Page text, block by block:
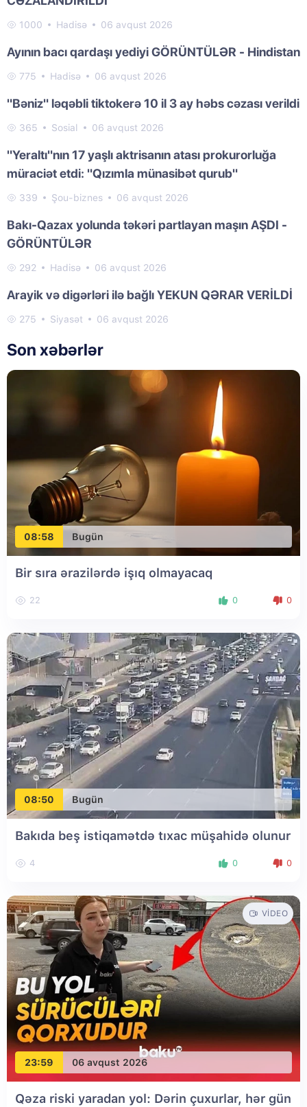
1000 Hadisə 06 avqust 2026
Ayının bacı qardaşı yediyi GÖRÜNTÜLƏR - Hindistan
775 Hadisə 06 avqust 2026
"Bəniz" ləqəbli tiktokerə 10 il 3 ay həbs cəzası verildi
365 Sosial 06 avqust 2026
"Yeraltı"nın 17 yaşlı aktrisanın atası prokurorluğa
müraciət etdi: "Qızımla münasibət qurub"
339 Şou-biznes 06 avqust 2026
Bakı-Qazax yolunda təkəri partlayan maşın AŞDI -
GÖRÜNTÜLƏR
292 Hadisə 06 avqust 2026
Arayik və digərləri ilə bağlı YEKUN QƏRAR VERİLDİ
275 Siyasət 06 avqust 2026
Son xəbərlər
08:58 Bugün
Bir sıra ərazilərdə işıq olmayacaq
22 0 0
08:50 Bugün
Bakıda beş istiqamətdə tıxac müşahidə olunur
4 0 0
23:59 06 avqust 2026
VIDEO
Qəza riski yaradan yol: Dərin çuxurlar, hər gün